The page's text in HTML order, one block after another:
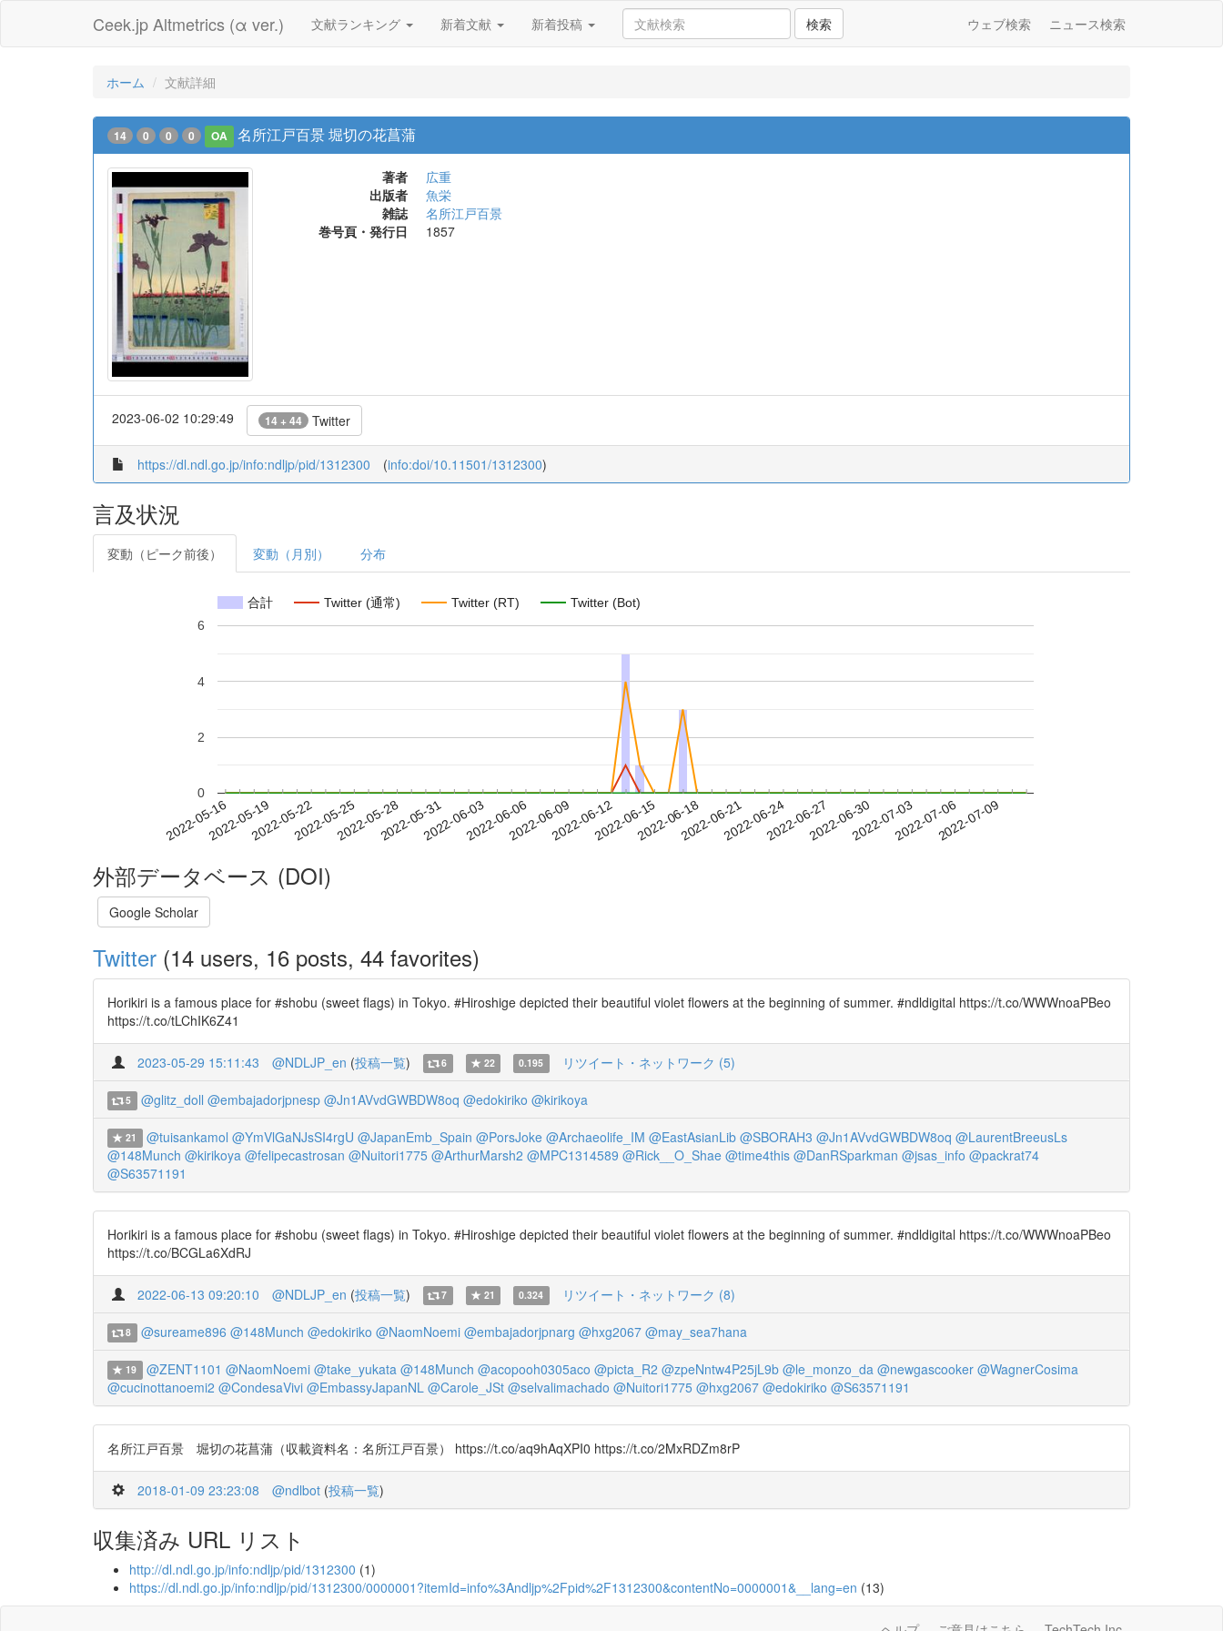
Ceek.jp Altmetrics (α ver.) 文献ランキング 新着文献 新着投稿 検索 ウェブ検索 ニュース検索
ホーム 文献詳細
14 0 0 0 OA 名所江戸百景 堀切の花菖蒲
著者
広重
出版者
魚栄
雑誌
名所江戸百景
巻号頁・発行日
1857
2023-06-02 10:29:49 14 + 44 Twitter
https://dl.ndl.go.jp/info:ndljp/pid/1312300 (info:doi/10.11501/1312300)
言及状況
変動（ピーク前後） 変動（月別） 分布
合計 Twitter (通常) Twitter (RT) Twitter (Bot)
2022-05-162022-05-192022-05-222022-05-252022-05-282022-05-312022-06-032022-06-062022-06-092022-06-122022-06-152022-06-182022-06-212022-06-242022-06-272022-06-302022-07-032022-07-062022-07-09
0
2
4
6
外部データベース (DOI)
Google Scholar
Twitter (14 users, 16 posts, 44 favorites)
Horikiri is a famous place for #shobu (sweet flags) in Tokyo. #Hiroshige depicted their beautiful violet flowers at the beginning of summer. #ndldigital https://t.co/WWWnoaPBeo
https://t.co/tLChIK6Z41
2023-05-29 15:11:43 @NDLJP_en (投稿一覧) 6 22 0.195 リツイート・ネットワーク (5)
5 @glitz_doll @embajadorjpnesp @Jn1AVvdGWBDW8oq @edokiriko @kirikoya
21 @tuisankamol @YmVlGaNJsSI4rgU @JapanEmb_Spain @PorsJoke @Archaeolife_IM @EastAsianLib @SBORAH3 @Jn1AVvdGWBDW8oq @LaurentBreeusLs
@148Munch @kirikoya @felipecastrosan @Nuitori1775 @ArthurMarsh2 @MPC1314589 @Rick__O_Shae @time4this @DanRSparkman @jsas_info @packrat74
@S63571191
Horikiri is a famous place for #shobu (sweet flags) in Tokyo. #Hiroshige depicted their beautiful violet flowers at the beginning of summer. #ndldigital https://t.co/WWWnoaPBeo
https://t.co/BCGLa6XdRJ
2022-06-13 09:20:10 @NDLJP_en (投稿一覧) 7 21 0.324 リツイート・ネットワーク (8)
8 @sureame896 @148Munch @edokiriko @NaomNoemi @embajadorjpnarg @hxg2067 @may_sea7hana
19 @ZENT1101 @NaomNoemi @take_yukata @148Munch @acopooh0305aco @picta_R2 @zpeNntw4P25jL9b @le_monzo_da @newgascooker @WagnerCosima
@cucinottanoemi2 @CondesaVivi @EmbassyJapanNL @Carole_JSt @selvalimachado @Nuitori1775 @hxg2067 @edokiriko @S63571191
名所江戸百景 堀切の花菖蒲（収載資料名：名所江戸百景） https://t.co/aq9hAqXPI0 https://t.co/2MxRDZm8rP
2018-01-09 23:23:08 @ndlbot (投稿一覧)
収集済み URL リスト
http://dl.ndl.go.jp/info:ndljp/pid/1312300 (1)
https://dl.ndl.go.jp/info:ndljp/pid/1312300/0000001?itemId=info%3Andljp%2Fpid%2F1312300&contentNo=0000001&__lang=en (13)